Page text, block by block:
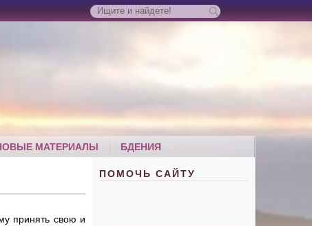
МАТЕРИАЛЫ БДЕНИЯ
принять свою и
ПОМОЧЬ САЙТУ